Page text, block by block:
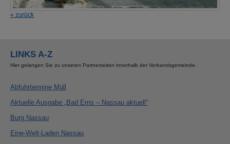
« zurück
LINKS A-Z
Hier gelangen Sie zu unseren Partnerseiten innerhalb der Verbandsgemeinde.
Abfuhrtermine Müll
Aktuelle Ausgabe „Bad Ems – Nassau aktuell“
Burg Nassau
Eine-Welt-Laden Nassau